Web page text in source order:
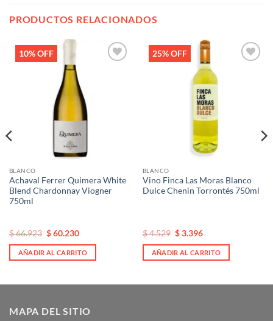
PRODUCTOS RELACIONADOS
10% OFF
BLANCO
Achaval Ferrer Quimera White
Blend Chardonnay Viogner
750ml
El
precio
original
era:
$66.923 El
actual
es:
$60.230
AÑADIR AL CARRITO
25% OFF
BLANCO
Vino Finca Las Moras Blanco
Dulce Chenin Torrontés 750ml
El
precio
original
era:
$4.529 El
actual
es:
$3.396
AÑADIR AL CARRITO
MAPA DEL SITIO